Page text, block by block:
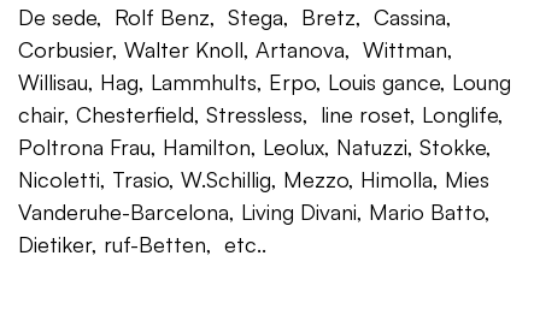
De sede, Rolf Benz, Stega, Bretz, Cassina,
Corbusier, Walter Knoll, Artanova, Wittman,
Willisau, Hag, Lammhults, Erpo, Louis gance, Loung
chair, Chesterfield, Stressless, line roset, Longlife,
Poltrona Frau, Hamilton, Leolux, Natuzzi, Stokke,
Nicoletti, Trasio, W.Schillig, Mezzo, Himolla, Mies
Vanderuhe-Barcelona, Living Divani, Mario Batto,
Dietiker, ruf-Betten, etc..